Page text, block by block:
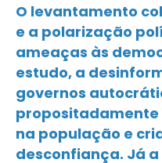
O levantamento
e a polarização
ameaças às
estudo, a
governos
na população e
desconfiança. Já